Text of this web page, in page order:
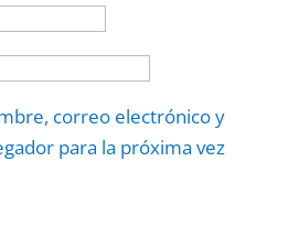
correo electrónico y
para la próxima vez